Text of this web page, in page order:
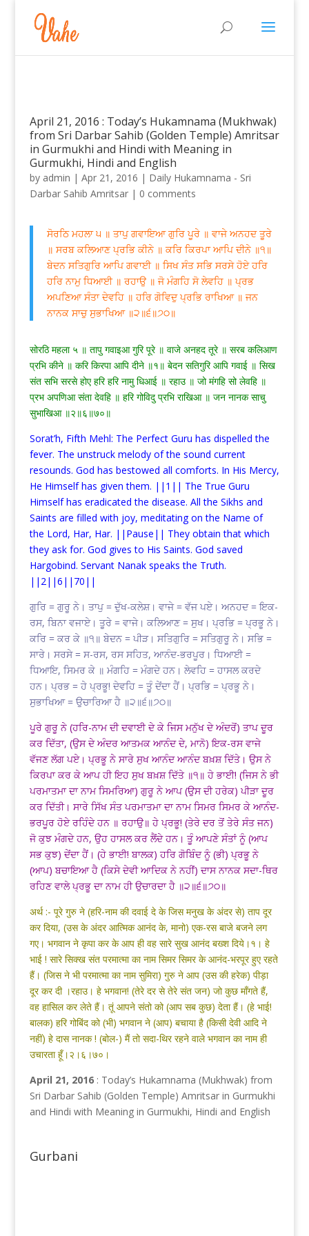
April 21, 2016 : Today’s Hukamnama (Mukhwak)
from Sri Darbar Sahib (Golden Temple) Amritsar
in Gurmukhi and Hindi with Meaning in
Gurmukhi, Hindi and English
by admin | Apr 21, 2016 | Daily Hukamnama - Sri
Darbar Sahib Amritsar| 0 comments
ਸੋਰਠਿ ਮਹਲਾ ੫ ॥ ਤਾਪੁ ਗਵਾਇਆ ਗੁਰਿ ਪੂਰੇ ॥ ਵਾਜੇ ਅਨਹਦ ਤੂਰੇ
॥ ਸਰਬ ਕਲਿਆਣ ਪ੍ਰਭਿ ਕੀਨੇ ॥ ਕਰਿ ਕਿਰਪਾ ਆਪਿ ਦੀਨੇ ॥੧॥
ਬੇਦਨ ਸਤਿਗੁਰਿ ਆਪਿ ਗਵਾਈ ॥ ਸਿਖ ਸੰਤ ਸਭਿ ਸਰਸੇ ਹੋਏ ਹਰਿ
ਹਰਿ ਨਾਮੁ ਧਿਆਈ ॥ ਰਹਾਉ ॥ ਜੋ ਮੰਗਹਿ ਸੋ ਲੇਵਹਿ ॥ ਪ੍ਰਭ
ਅਪਣਿਆ ਸੰਤਾ ਦੇਵਹਿ ॥ ਹਰਿ ਗੋਵਿਦੁ ਪ੍ਰਭਿ ਰਾਖਿਆ ॥ ਜਨ
ਨਾਨਕ ਸਾਚੁ ਸੁਭਾਖਿਆ ॥੨॥੬॥੭੦॥
सोरठि महला ५ ॥ तापु गवाइआ गुरि पूरे ॥ वाजे अनहद तूरे ॥ सरब कलिआण
प्रभि कीने ॥ करि किरपा आपि दीने ॥१॥ बेदन सतिगुरि आपि गवाई ॥ सिख
संत सभि सरसे होए हरि हरि नामु धिआई ॥ रहाउ ॥ जो मंगहि सो लेवहि ॥
प्रभ अपणिआ संता देवहि ॥ हरि गोविदु प्रभि राखिआ ॥ जन नानक साचु
सुभाखिआ ॥२॥६॥७०॥
Sorat’h, Fifth Mehl: The Perfect Guru has dispelled the
fever. The unstruck melody of the sound current
resounds. God has bestowed all comforts. In His Mercy,
He Himself has given them. ||1|| The True Guru
Himself has eradicated the disease. All the Sikhs and
Saints are filled with joy, meditating on the Name of
the Lord, Har, Har. ||Pause|| They obtain that which
they ask for. God gives to His Saints. God saved
Hargobind. Servant Nanak speaks the Truth.
||2||6||70||
ਗੁਰਿ = ਗੁਰੂ ਨੇ। ਤਾਪੁ = ਦੁੱਖ-ਕਲੇਸ਼। ਵਾਜੇ = ਵੱਜ ਪਏ। ਅਨਹਦ = ਇਕ-
ਰਸ, ਬਿਨਾ ਵਜਾਏ। ਤੂਰੇ = ਵਾਜੇ। ਕਲਿਆਣ = ਸੁਖ। ਪ੍ਰਭਿ = ਪ੍ਰਭੂ ਨੇ।
ਕਰਿ = ਕਰ ਕੇ ॥੧॥ ਬੇਦਨ = ਪੀੜ। ਸਤਿਗੁਰਿ = ਸਤਿਗੁਰੂ ਨੇ। ਸਭਿ =
ਸਾਰੇ। ਸਰਸੇ = ਸ-ਰਸ, ਰਸ ਸਹਿਤ, ਆਨੰਦ-ਭਰਪੂਰ। ਧਿਆਈ =
ਧਿਆਇ, ਸਿਮਰ ਕੇ ॥ ਮੰਗਹਿ = ਮੰਗਦੇ ਹਨ। ਲੇਵਹਿ = ਹਾਸਲ ਕਰਦੇ
ਹਨ। ਪ੍ਰਭ = ਹੇ ਪ੍ਰਭੂ! ਦੇਵਹਿ = ਤੂੰ ਦੇਂਦਾ ਹੈਂ। ਪ੍ਰਭਿ = ਪ੍ਰਭੂ ਨੇ।
ਸੁਭਾਖਿਆ = ਉਚਾਰਿਆ ਹੈ ॥੨॥੬॥੭੦॥
ਪੂਰੇ ਗੁਰੂ ਨੇ (ਹਰਿ-ਨਾਮ ਦੀ ਦਵਾਈ ਦੇ ਕੇ ਜਿਸ ਮਨੁੱਖ ਦੇ ਅੰਦਰੋਂ) ਤਾਪ ਦੂਰ
ਕਰ ਦਿੱਤਾ, (ਉਸ ਦੇ ਅੰਦਰ ਆਤਮਕ ਆਨੰਦ ਦੇ, ਮਾਨੋ) ਇਕ-ਰਸ ਵਾਜੇ
ਵੱਜਣ ਲੱਗ ਪਏ। ਪ੍ਰਭੂ ਨੇ ਸਾਰੇ ਸੁਖ ਆਨੰਦ ਆਨੰਦ ਬਖ਼ਸ਼ ਦਿੱਤੇ। ਉਸ ਨੇ
ਕਿਰਪਾ ਕਰ ਕੇ ਆਪ ਹੀ ਇਹ ਸੁਖ ਬਖ਼ਸ਼ ਦਿੱਤੇ ॥੧॥ ਹੇ ਭਾਈ! (ਜਿਸ ਨੇ ਭੀ
ਪਰਮਾਤਮਾ ਦਾ ਨਾਮ ਸਿਮਰਿਆ) ਗੁਰੂ ਨੇ ਆਪ (ਉਸ ਦੀ ਹਰੇਕ) ਪੀੜਾ ਦੂਰ
ਕਰ ਦਿੱਤੀ। ਸਾਰੇ ਸਿੱਖ ਸੰਤ ਪਰਮਾਤਮਾ ਦਾ ਨਾਮ ਸਿਮਰ ਸਿਮਰ ਕੇ ਆਨੰਦ-
ਭਰਪੂਰ ਹੋਏ ਰਹਿੰਦੇ ਹਨ ॥ ਰਹਾਉ॥ ਹੇ ਪ੍ਰਭੂ! (ਤੇਰੇ ਦਰ ਤੋਂ ਤੇਰੇ ਸੰਤ ਜਨ)
ਜੋ ਕੁਝ ਮੰਗਦੇ ਹਨ, ਉਹ ਹਾਸਲ ਕਰ ਲੈਂਦੇ ਹਨ। ਤੂੰ ਆਪਣੇ ਸੰਤਾਂ ਨੂੰ (ਆਪ
ਸਭ ਕੁਝ) ਦੇਂਦਾ ਹੈਂ। (ਹੇ ਭਾਈ! ਬਾਲਕ) ਹਰਿ ਗੋਬਿੰਦ ਨੂੰ (ਭੀ) ਪ੍ਰਭੂ ਨੇ
(ਆਪ) ਬਚਾਇਆ ਹੈ (ਕਿਸੇ ਦੇਵੀ ਆਦਿਕ ਨੇ ਨਹੀਂ) ਦਾਸ ਨਾਨਕ ਸਦਾ-ਥਿਰ
ਰਹਿਣ ਵਾਲੇ ਪ੍ਰਭੂ ਦਾ ਨਾਮ ਹੀ ਉਚਾਰਦਾ ਹੈ ॥੨॥੬॥੭੦॥
अर्थ :- पूरे गुरु ने (हरि-नाम की दवाई दे के जिस मनुख के अंदर से) ताप दूर
कर दिया, (उस के अंदर आत्मिक आनंद के, मानो) एक-रस बाजे बजने लग
गए। भगवान ने कृपा कर के आप ही वह सारे सुख आनंद बख्श दिये।१। हे
भाई ! सारे सिक्ख संत परमात्मा का नाम सिमर सिमर के आनंद-भरपूर हुए रहते
हैं। (जिस ने भी परमात्मा का नाम सुमिरा) गुरु ने आप (उस की हरेक) पीड़ा
दूर कर दी ।रहाउ। हे भगवान! (तेरे दर से तेरे संत जन) जो कुछ माँगते हैं,
वह हासिल कर लेते हैं। तूं आपने संतो को (आप सब कुछ) देता हैं। (हे भाई!
बालक) हरि गोबिंद को (भी) भगवान ने (आप) बचाया है (किसी देवी आदि ने
नहीं) हे दास नानक ! (बोल-) मैं तो सदा-थिर रहने वाले भगवान का नाम ही
उचारता हूँ।२।६।७०।
April 21, 2016: Today’s Hukamnama (Mukhwak) from
Sri Darbar Sahib (Golden Temple) Amritsar in Gurmukhi
and Hindi with Meaning in Gurmukhi, Hindi and English
Gurbani